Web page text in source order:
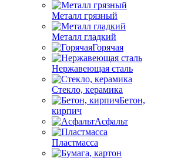
Металл грязный
Металл гладкий
Горячая
Нержавеющая сталь
Стекло, керамика
Бетон,
кирпич
Асфальт
Пластмасса